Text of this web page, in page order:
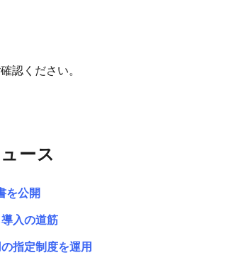
認ください。
ース
を公開
入の道筋
指定制度を運用